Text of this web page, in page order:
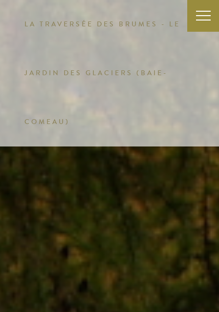
LA TRAVERSÉE DES BRUMES - LE
JARDIN DES GLACIERS (BAIE-
COMEAU)